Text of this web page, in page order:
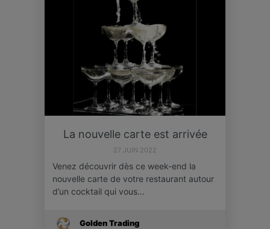
La nouvelle carte est arrivée
27 JUIN 2022
Venez découvrir dès ce week-end la
nouvelle carte de votre restaurant autour
d’un cocktail qui vous…
Golden Trading